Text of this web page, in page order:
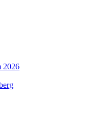
2026